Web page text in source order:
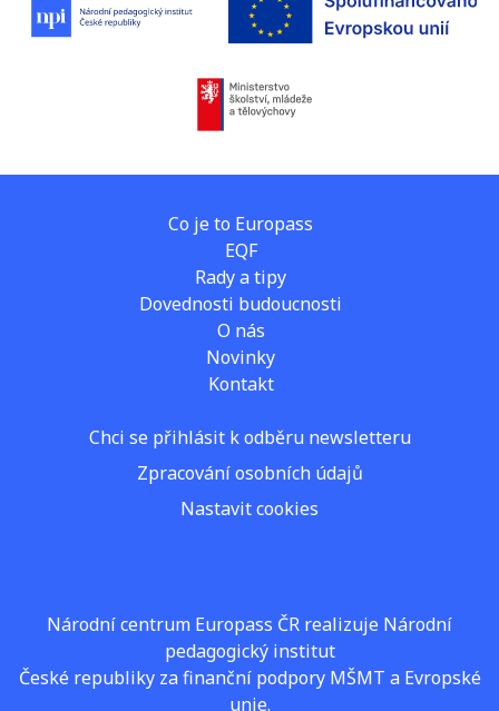
Co je to Europass
EQF
Rady a tipy
Dovednosti budoucnosti
O nás
Novinky
Kontakt
Chci se přihlásit k odběru newsletteru
Zpracování osobních údajů
Nastavit cookies
Národní centrum Europass ČR realizuje Národní
pedagogický institut
České republiky za finanční podpory MŠMT a Evropské
unie.